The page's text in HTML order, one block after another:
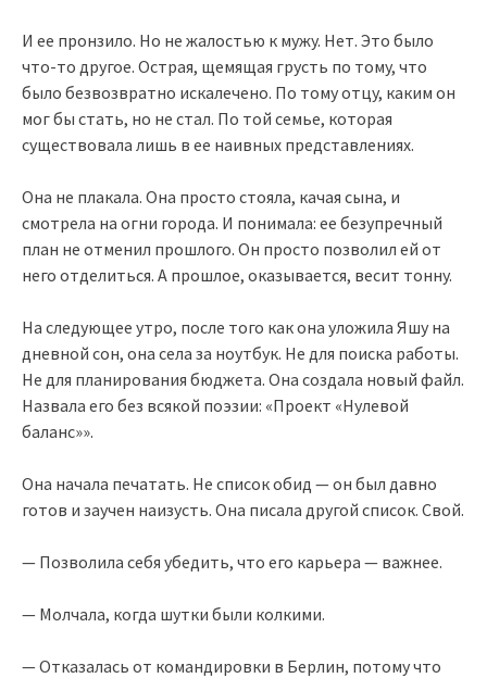
И ее пронзило. Но не жалостью к мужу. Нет. Это было
что-то другое. Острая, щемящая грусть по тому, что
было безвозвратно искалечено. По тому отцу, каким он
мог бы стать, но не стал. По той семье, которая
существовала лишь в ее наивных представлениях.
Она не плакала. Она просто стояла, качая сына, и
смотрела на огни города. И понимала: ее безупречный
план не отменил прошлого. Он просто позволил ей от
него отделиться. А прошлое, оказывается, весит тонну.
На следующее утро, после того как она уложила Яшу на
дневной сон, она села за ноутбук. Не для поиска работы.
Не для планирования бюджета. Она создала новый файл.
Назвала его без всякой поэзии: «Проект «Нулевой
баланс»».
Она начала печатать. Не список обид — он был давно
готов и заучен наизусть. Она писала другой список. Свой.
— Позволила себя убедить, что его карьера — важнее.
— Молчала, когда шутки были колкими.
— Отказалась от командировки в Берлин, потому что